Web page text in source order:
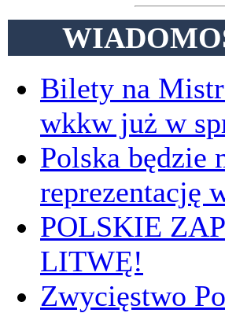
Bilety na
wkkw już w
Polska będzie
reprezentację
POLSKIE
LITWĘ!
Zwycięstwo